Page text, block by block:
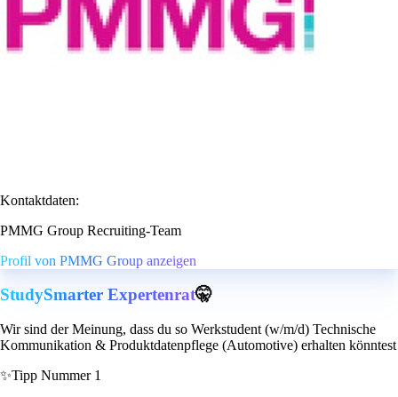
Kontaktdaten:
PMMG Group Recruiting-Team
Profil von PMMG Group anzeigen
StudySmarter Expertenrat🤫
Wir sind der Meinung, dass du so Werkstudent (w/m/d) Technische
Kommunikation & Produktdatenpflege (Automotive) erhalten könntest
✨Tipp Nummer 1